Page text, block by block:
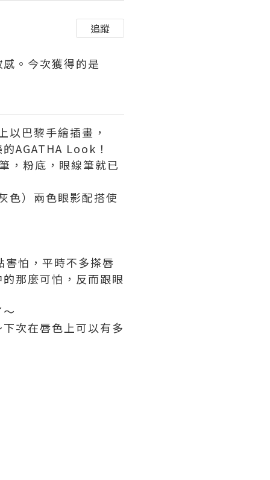
追蹤
。今次獲得的是
巴黎手繪插畫，
AGATHA Look！
，粉底，眼線筆就已
色）兩色眼影配搭使
怕，平時不多搽唇
那麼可怕，反而跟眼
次在唇色上可以有多